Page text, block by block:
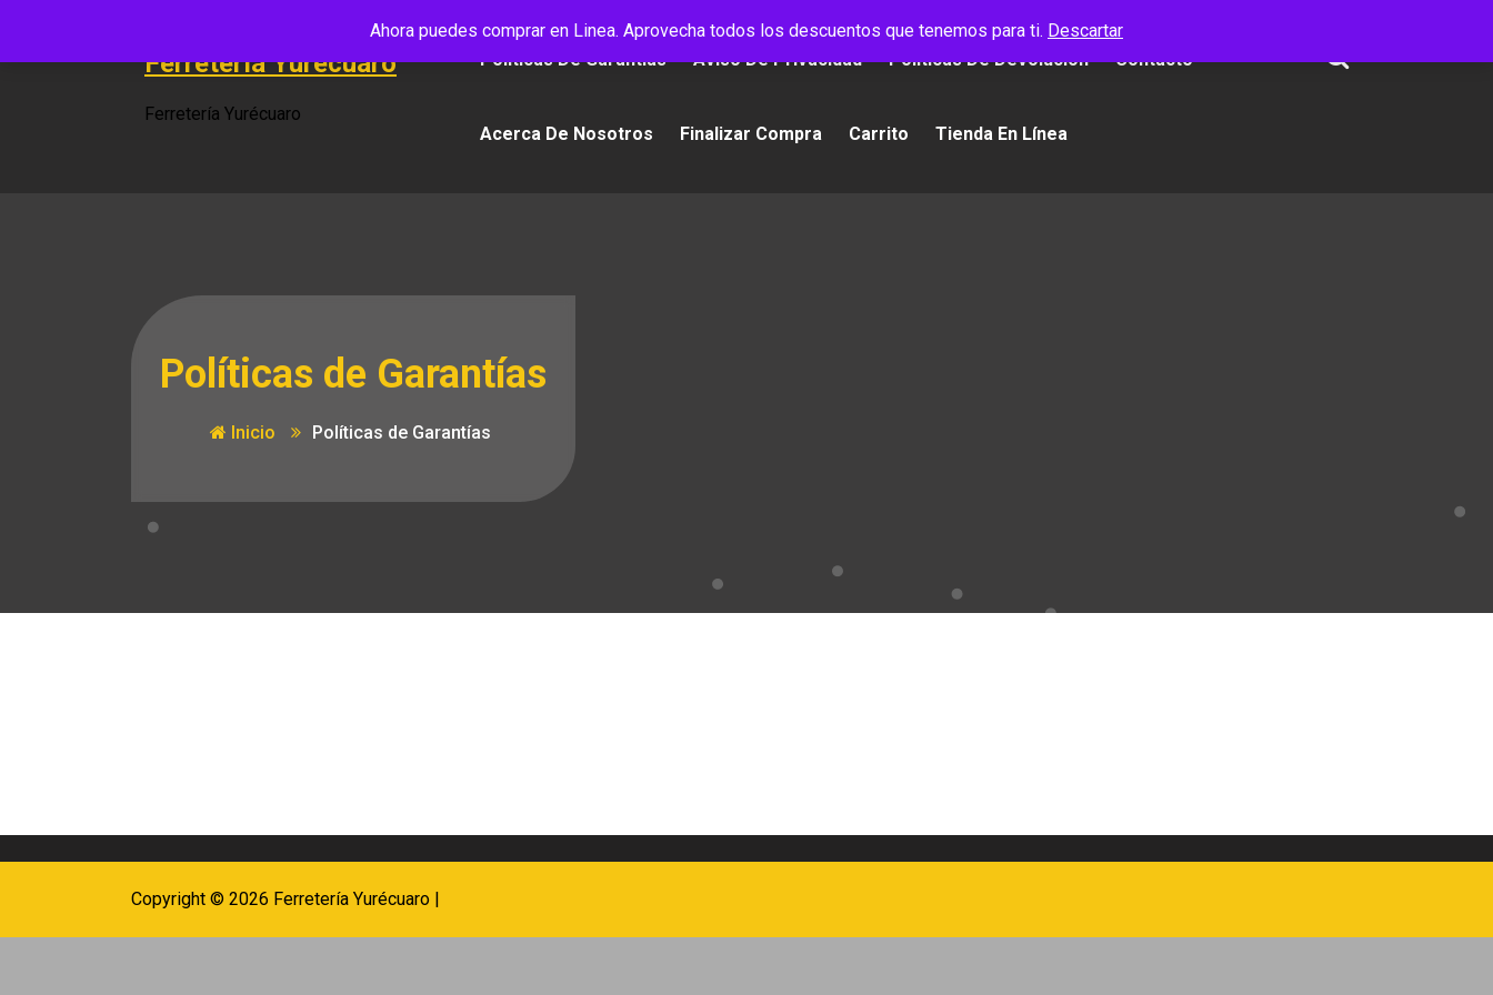
Ahora puedes comprar en Linea. Aprovecha todos los descuentos que tenemos para ti. Descartar
contenido
Ferretería Yurécuaro
Ferretería Yurécuaro
Políticas De Garantías Aviso De Privacidad Políticas De Devolución Contacto
Acerca De Nosotros Finalizar Compra Carrito Tienda En Línea
Políticas de Garantías
Inicio Políticas de Garantías
Copyright © 2026 Ferretería Yurécuaro |